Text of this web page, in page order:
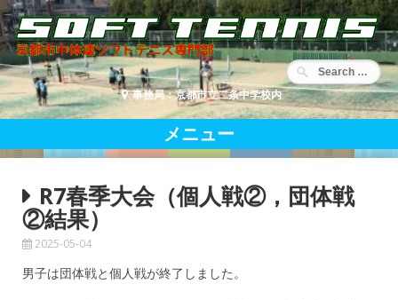
コ
ン
テ
ン
ツ
へ
移
事務局：京都市立二条中学校内
メニュー
R7春季大会（個人戦②，団体戦
②結果）
2025-05-04
男子は団体戦と個人戦が終了しました。